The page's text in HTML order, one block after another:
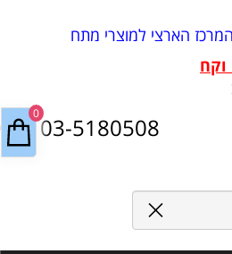
המרכז הארצי למוצרי מתח
03-5180508
0